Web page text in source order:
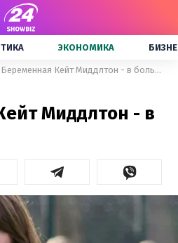
ЭКОНОМИКА
Беременная Кейт Миддлтон - в больнице
Миддлтон - в